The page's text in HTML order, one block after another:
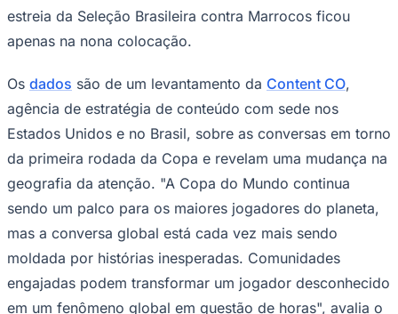
NFL
Fórmula 1
MLB
NHL
Atletismo
Vôlei
NBB
Competições de Futebol
Brasileirão Série A
Brasileirão Série B
Paulistão
Copa do Brasil
Libertadores
Sul-Americana
Copa América
estreia da Seleção Brasileira contra Marrocos ficou
apenas na nona colocação.
Os dados são de um levantamento da Content CO,
agência de estratégia de conteúdo com sede nos
Estados Unidos e no Brasil, sobre as conversas em torno
da primeira rodada da Copa e revelam uma mudança na
geografia da atenção. "A Copa do Mundo continua
sendo um palco para os maiores jogadores do planeta,
mas a conversa global está cada vez mais sendo
moldada por histórias inesperadas. Comunidades
engajadas podem transformar um jogador desconhecido
em um fenômeno global em questão de horas", avalia o